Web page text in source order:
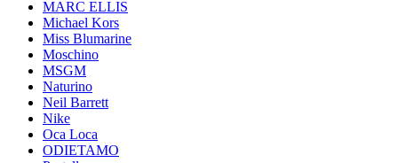
MARC ELLIS
Michael Kors
Miss Blumarine
Moschino
MSGM
Naturino
Neil Barrett
Nike
Oca Loca
ODIETAMO